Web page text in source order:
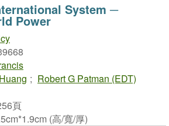
System ─
Power
; Robert G Patman (EDT)
頁
(高/寬/厚)